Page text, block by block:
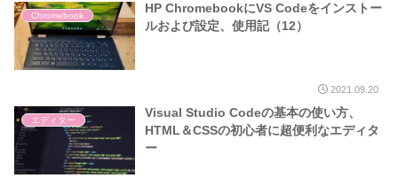
Chromebook
HP ChromebookにVS Codeをインストー
ルおよび設定、使用記（12）
2021.09.20
エディター
Visual Studio Codeの基本の使い方、
HTML＆CSSの初心者に超便利なエディタ
ー